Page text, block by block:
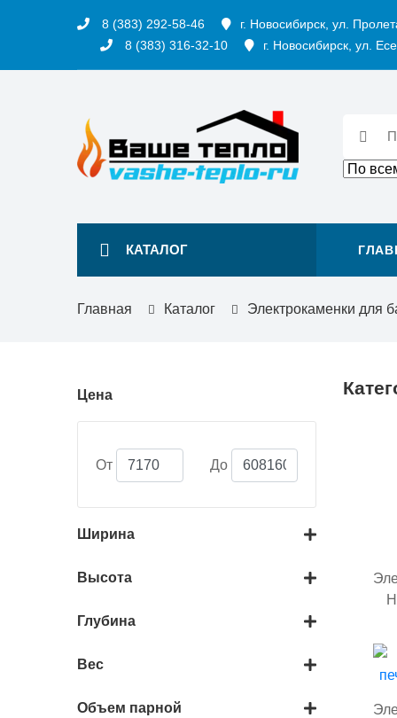
8 (383) 292-58-46
г. Новосибирск, ул.
8 (383) 316-32-10
г. Новосибирск, ул.
КАТАЛОГ
Главная Каталог Электрокаменки для
Цена
От До
Ширина
Высота
Глубина
Вес
Объем парной